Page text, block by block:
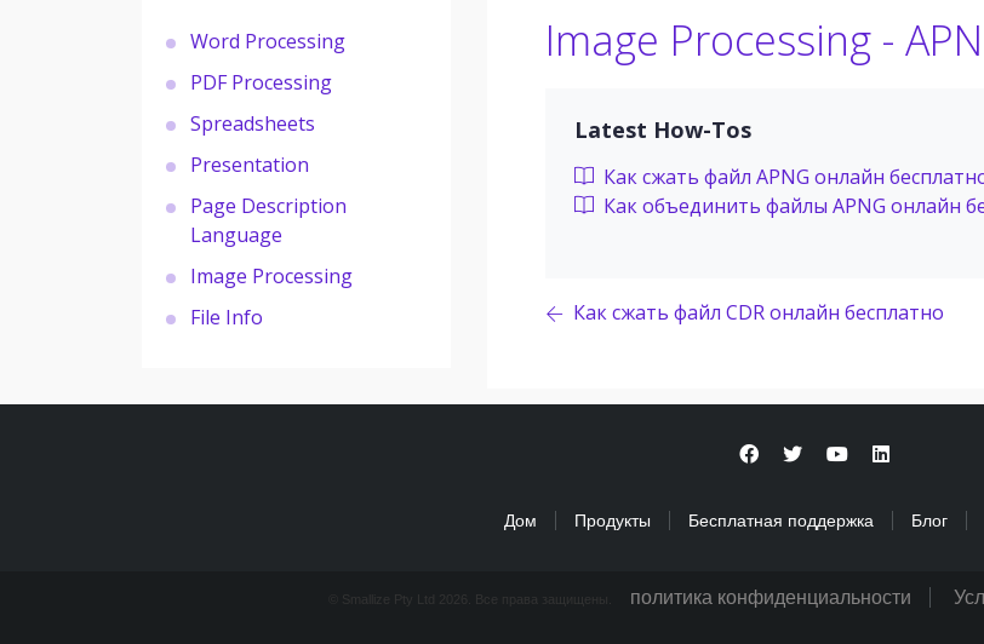
Word Processing
PDF Processing
Spreadsheets
Presentation
Page Description
Language
Image Processing
File Info
Image Processing -
Latest How-Tos
Как сжать файл APNG онлайн
Как объединить файлы APNG онлайн
Как сжать файл CDR онлайн бесплатно
Дом Продукты Бесплатная поддержка Блог
© Smallize Pty Ltd 2026. Все права защищены. политика конфиденциальности